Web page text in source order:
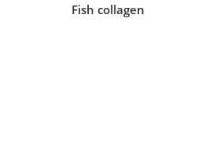
Fish collagen